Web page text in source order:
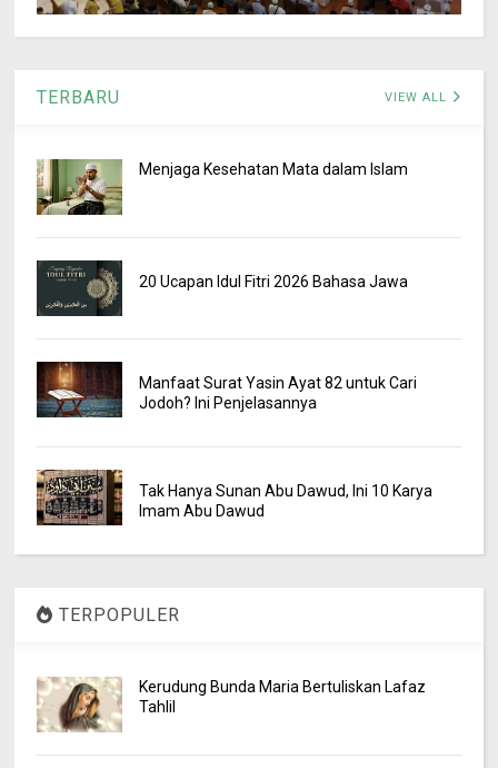
TERBARU VIEW ALL
Menjaga Kesehatan Mata dalam Islam
20 Ucapan Idul Fitri 2026 Bahasa Jawa
Manfaat Surat Yasin Ayat 82 untuk Cari
Jodoh? Ini Penjelasannya
Tak Hanya Sunan Abu Dawud, Ini 10 Karya
Imam Abu Dawud
TERPOPULER
Kerudung Bunda Maria Bertuliskan Lafaz
Tahlil